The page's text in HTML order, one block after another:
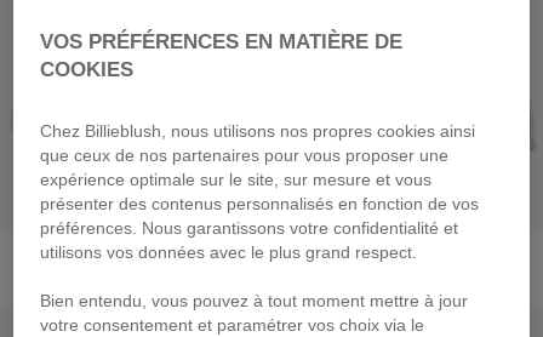
Sweat Zippé À Capuche
Sweat Zippé À Capuche
PRIX DOUX PRIX DOUX
VOS PRÉFÉRENCES EN MATIÈRE DE
COOKIES
Chez Billieblush, nous utilisons nos propres cookies ainsi
que ceux de nos partenaires pour vous proposer une
expérience optimale sur le site, sur mesure et vous
présenter des contenus personnalisés en fonction de vos
préférences. Nous garantissons votre confidentialité et
utilisons vos données avec le plus grand respect.
Bien entendu, vous pouvez à tout moment mettre à jour
votre consentement et paramétrer vos choix via le